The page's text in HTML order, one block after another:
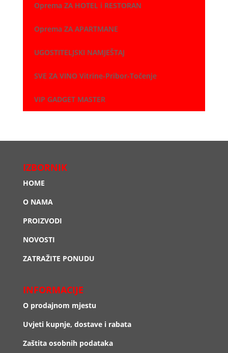
Oprema ZA HOTEL i RESTORAN
Oprema ZA APARTMANE
UGOSTITELJSKI NAMJEŠTAJ
SVE ZA VINO Vitrine-Pribor-Točenje
VIP GADGET MASTER
IZBORNIK
HOME
O NAMA
PROIZVODI
NOVOSTI
ZATRAŽITE PONUDU
INFORMACIJE
O prodajnom mjestu
Uvjeti kupnje, dostave i rabata
Zaštita osobnih podataka